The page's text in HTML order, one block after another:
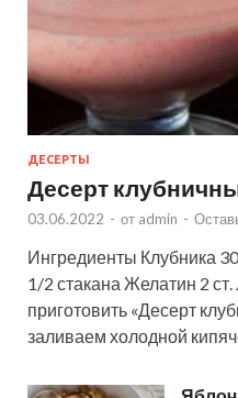
ДЕСЕРТЫ
Десерт
03.06.2022 - от admin -
Ингредиенты Клубника
1/2 стакана Желатин 2
приготовить «Десерт
заливаем холодной